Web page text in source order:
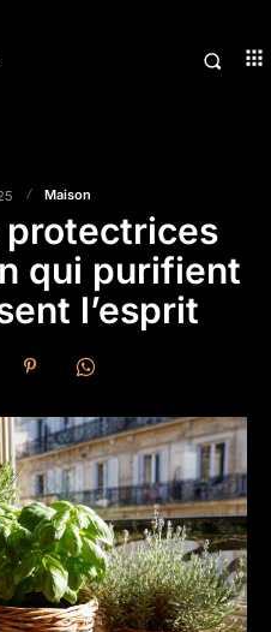
Maison
protectrices
qui purifient
l’esprit